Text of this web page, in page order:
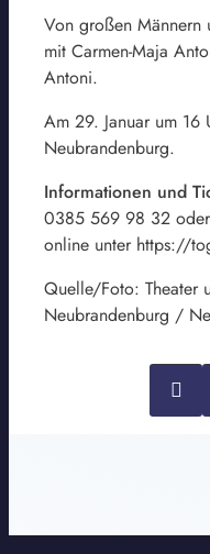
Von großen Männern
mit Carmen-Maja
Antoni.
Am 29. Januar um 16
Neubrandenburg.
Informationen und
0385 569 98 32
online unter https://
Quelle/Foto: Theater
Neubrandenburg /